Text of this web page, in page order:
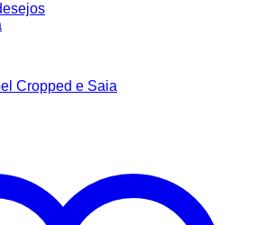
Cropped e Saia